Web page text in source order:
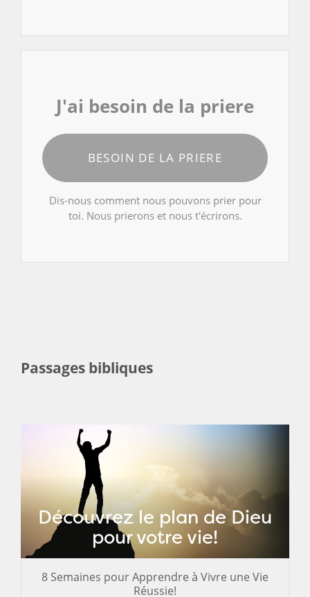
J'ai besoin de la priere
BESOIN DE LA PRIERE
Dis-nous comment nous pouvons prier pour
toi. Nous prierons et nous t'écrirons.
Passages bibliques
Découvrez le plan de Dieu
pour votre vie!
8 Semaines pour Apprendre à Vivre une Vie
Réussie!